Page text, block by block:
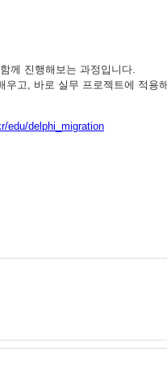
께 진행해보는 과정입니다.
고, 바로 실무 프로젝트에 적용
edu/delphi_migration